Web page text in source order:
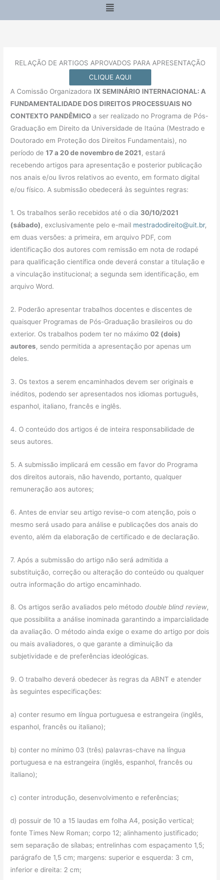
Menu
RELAÇÃO DE ARTIGOS APROVADOS PARA APRESENTAÇÃO
CLIQUE AQUI
A Comissão Organizadora IX SEMINÁRIO INTERNACIONAL: A
FUNDAMENTALIDADE DOS DIREITOS PROCESSUAIS NO
CONTEXTO PANDÊMICOa ser realizado no Programa de Pós-
Graduação em Direito da Universidade de Itaúna (Mestrado e
Doutorado em Proteção dos Direitos Fundamentais), no
período de17 a 20 de novembro de 2021, estará
recebendo artigos para apresentação e posterior publicação
nos anais e/ou livros relativos ao evento, em formato digital
e/ou físico. A submissão obedecerá às seguintes regras:
1. Os trabalhos serão recebidos até o dia 30/10/2021
(sábado), exclusivamente pelo e-mail mestradodireito@uit.br,
em duas versões: a primeira, em arquivo PDF, com
identificação dos autores com remissão em nota de rodapé
para qualificação científica onde deverá constar a titulação e
a vinculação institucional; a segunda sem identificação, em
arquivo Word.
2. Poderão apresentar trabalhos docentes e discentes de
quaisquer Programas de Pós-Graduação brasileiros ou do
exterior. Os trabalhos podem ter no máximo02 (dois)
autores, sendo permitida a apresentação por apenas um
deles.
3. Os textos a serem encaminhados devem ser originais e
inéditos, podendo ser apresentados nos idiomas português,
espanhol, italiano, francês e inglês.
4. O conteúdo dos artigos é de inteira responsabilidade de
seus autores.
5. A submissão implicará em cessão em favor do Programa
dos direitos autorais, não havendo, portanto, qualquer
remuneração aos autores;
6. Antes de enviar seu artigo revise-o com atenção, pois o
mesmo será usado para análise e publicações dos anais do
evento, além da elaboração de certificado e de declaração.
7. Após a submissão do artigo não será admitida a
substituição, correção ou alteração do conteúdo ou qualquer
outra informação do artigo encaminhado.
8. Os artigos serão avaliados pelo métododouble blind review,
que possibilita a análise inominada garantindo a imparcialidade
da avaliação. O método ainda exige o exame do artigo por dois
ou mais avaliadores, o que garante a diminuição da
subjetividade e de preferências ideológicas.
9. O trabalho deverá obedecer às regras da ABNT e atender
às seguintes especificações:
a) conter resumo em língua portuguesa e estrangeira (inglês,
espanhol, francês ou italiano);
b) conter no mínimo 03 (três) palavras-chave na língua
portuguesa e na estrangeira (inglês, espanhol, francês ou
italiano);
c) conter introdução, desenvolvimento e referências;
d) possuir de 10 a 15 laudas em folha A4, posição vertical;
fonte Times New Roman; corpo 12; alinhamento justificado;
sem separação de sílabas; entrelinhas com espaçamento 1,5;
parágrafo de 1,5 cm; margens: superior e esquerda: 3 cm,
inferior e direita: 2 cm;